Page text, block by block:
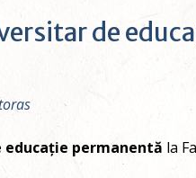
de
permanentă la